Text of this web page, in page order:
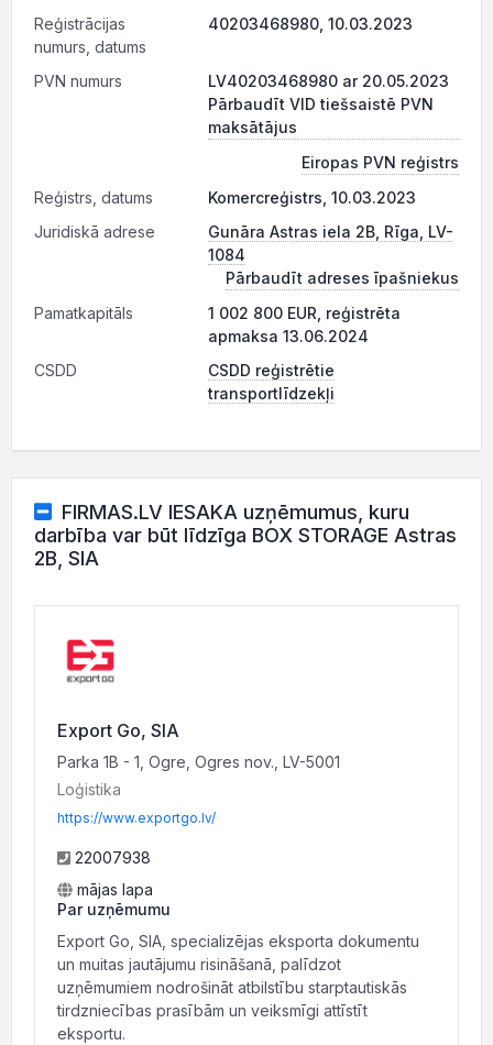
Reģistrācijas
numurs, datums
40203468980, 10.03.2023
PVN numurs
LV40203468980 ar 20.05.2023
Pārbaudīt VID tiešsaistē PVN
maksātājus
Eiropas PVN reģistrs
Reģistrs, datums
Komercreģistrs, 10.03.2023
Juridiskā adrese
Gunāra Astras iela 2B, Rīga, LV-
1084
Pārbaudīt adreses īpašniekus
Pamatkapitāls
1 002 800 EUR, reģistrēta
apmaksa 13.06.2024
CSDD
CSDD reģistrētie
transportlīdzekļi
FIRMAS.LV IESAKA uzņēmumus, kuru
darbība var būt līdzīga BOX STORAGE Astras
2B, SIA
Export Go, SIA
Parka 1B - 1, Ogre, Ogres nov., LV-5001
Loģistika
https://www.exportgo.lv/
22007938
mājas lapa
Par uzņēmumu
Export Go, SIA, specializējas eksporta dokumentu
un muitas jautājumu risināšanā, palīdzot
uzņēmumiem nodrošināt atbilstību starptautiskās
tirdzniecības prasībām un veiksmīgi attīstīt
eksportu.